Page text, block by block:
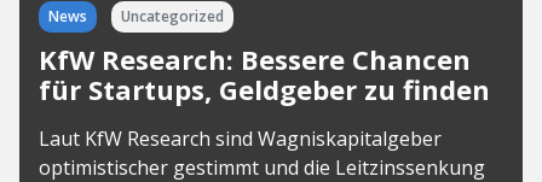
News Uncategorized
KfW Research: Bessere Chancen
für Startups, Geldgeber zu finden
Laut KfW Research sind Wagniskapitalgeber
optimistischer gestimmt und die Leitzinssenkung